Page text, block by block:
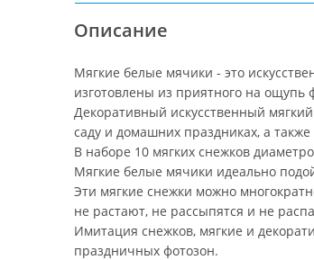
Описание
Мягкие белые мячики - это
изготовлены из приятного на
Декоративный искусственный
саду и домашних праздниках, а
В наборе 10 мягких снежков
Мягкие белые мячики идеально
Эти мягкие снежки можно
не растают, не рассыпятся и не
Имитация снежков, мягкие и
праздничных фотозон.